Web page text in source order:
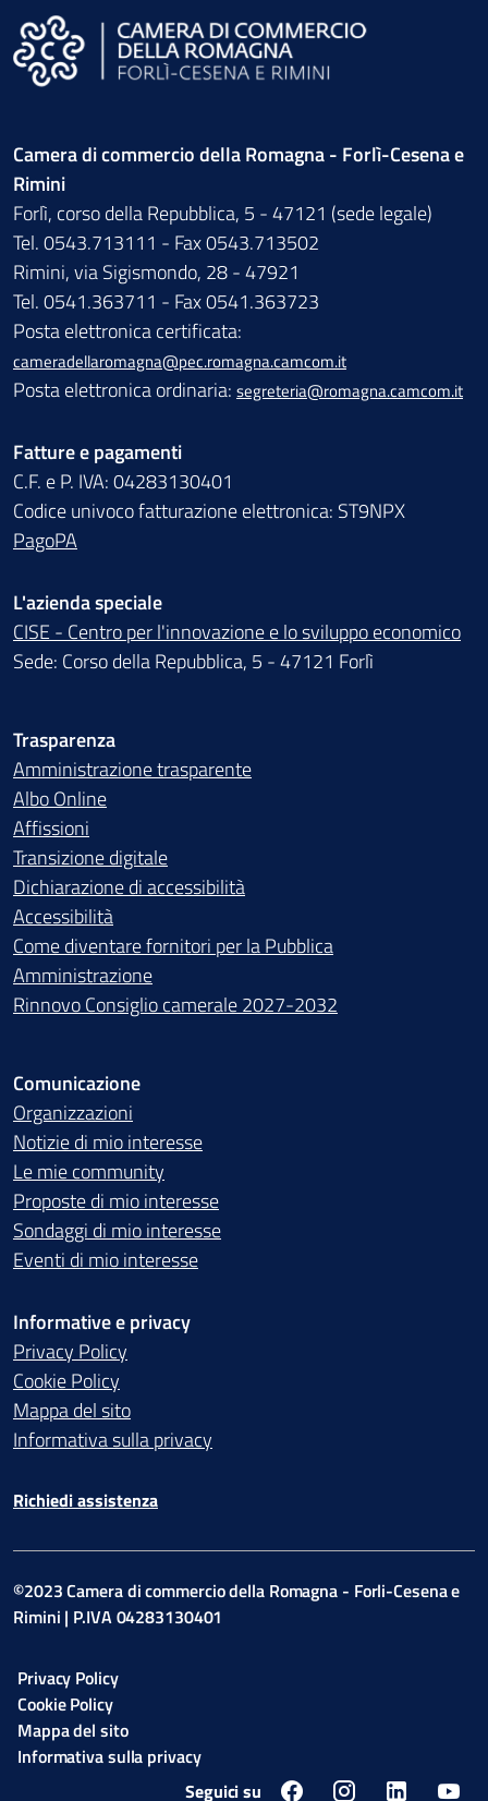
Camera di commercio della Romagna - Forlì-Cesena e
Rimini
Forlì, corso della Repubblica, 5 - 47121 (sede legale)
Tel. 0543.713111 - Fax 0543.713502
Rimini, via Sigismondo, 28 - 47921
Tel. 0541.363711 - Fax 0541.363723
Posta elettronica certificata:
cameradellaromagna@pec.romagna.camcom.it
Posta elettronica ordinaria: segreteria@romagna.camcom.it
Fatture e pagamenti
C.F. e P. IVA: 04283130401
Codice univoco fatturazione elettronica: ST9NPX
PagoPA
L'azienda speciale
CISE - Centro per l'innovazione e lo sviluppo economico
Sede: Corso della Repubblica, 5 - 47121 Forlì
Trasparenza
Amministrazione trasparente
Albo Online
Affissioni
Transizione digitale
Dichiarazione di accessibilità
Accessibilità
Come diventare fornitori per la Pubblica
Amministrazione
Rinnovo Consiglio camerale 2027-2032
Comunicazione
Organizzazioni
Notizie di mio interesse
Le mie community
Proposte di mio interesse
Sondaggi di mio interesse
Eventi di mio interesse
Informative e privacy
Privacy Policy
Cookie Policy
Mappa del sito
Informativa sulla privacy
Richiedi assistenza
©2023 Camera di commercio della Romagna - Forli-Cesena e
Rimini | P.IVA 04283130401
Privacy Policy
Cookie Policy
Mappa del sito
Informativa sulla privacy
Seguici su